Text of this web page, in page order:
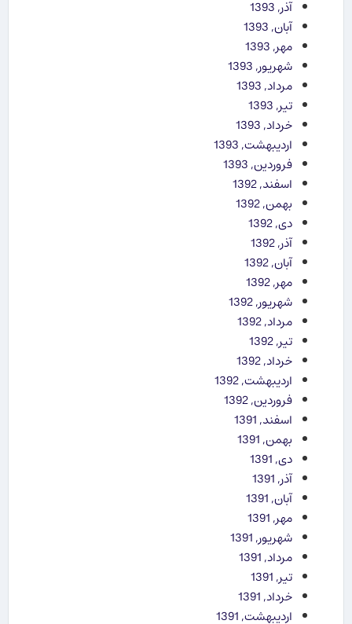
آذر, 1393
آبان, 1393
مهر, 1393
شهریور, 1393
مرداد, 1393
تیر, 1393
خرداد, 1393
اردیبهشت, 1393
فروردین, 1393
اسفند, 1392
بهمن, 1392
دی, 1392
آذر, 1392
آبان, 1392
مهر, 1392
شهریور, 1392
مرداد, 1392
تیر, 1392
خرداد, 1392
اردیبهشت, 1392
فروردین, 1392
اسفند, 1391
بهمن, 1391
دی, 1391
آذر, 1391
آبان, 1391
مهر, 1391
شهریور, 1391
مرداد, 1391
تیر, 1391
خرداد, 1391
اردیبهشت, 1391